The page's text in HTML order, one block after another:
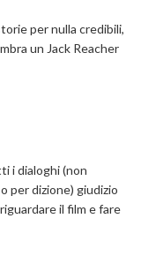
per nulla credibili,
un Jack Reacher
i dialoghi (non
per dizione) giudizio
il film e fare